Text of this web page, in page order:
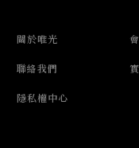
關於唯光
聯絡我們
隱私權中心